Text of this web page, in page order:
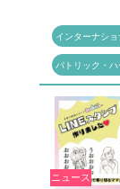
インターナシ
パトリック・ハ
ニュース